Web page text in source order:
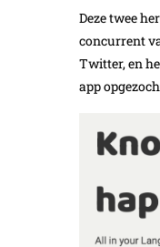
Deze twee
concurrent
Twitter, en
app